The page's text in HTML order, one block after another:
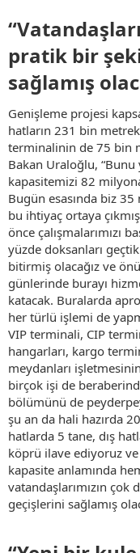
pratik bir
sağlamış
Genişleme projesi
hatların 231 bin
terminalinin de 75 bin
Bakan Uraloğlu,
kapasitemizi 82
Bugün esasında biz 35
bu ihtiyaç ortaya
önce çalışmalarımızı
yüzde doksanları
bitirmiş olacağız ve
günlerinde burayı
katacak. Buralarda
her türlü işlemi de
VIP terminali, CIP
hangarları, kargo
meydanları
birçok işi de
bölümünü de
şu an da hali hazırda
hatlarda 5 tane, dış
köprü ilave ediyoruz
kapasite anlamında
vatandaşlarımızın çok
geçişlerini sağlamış